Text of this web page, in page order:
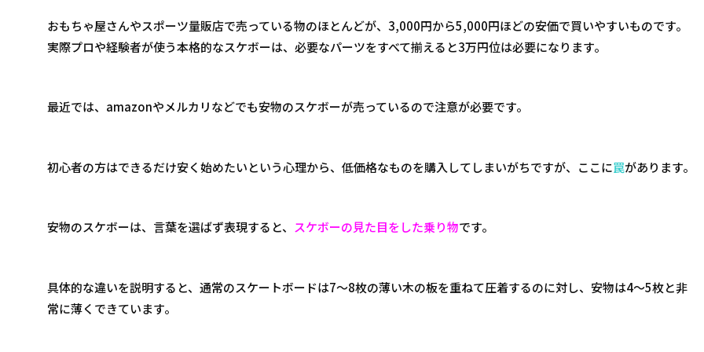
おもちゃ屋さんやスポーツ量販店で売っている物のほとんどが、3,000円から5,000円ほどの安価で買いやすいものです。
実際プロや経験者が使う本格的なスケボーは、必要なパーツをすべて揃えると3万円位は必要になります。
最近では、amazonやメルカリなどでも安物のスケボーが売っているので注意が必要です。
初心者の方はできるだけ安く始めたいという心理から、低価格なものを購入してしまいがちですが、ここに罠があります。
安物のスケボーは、言葉を選ばず表現すると、 スケボーの見た目をした乗り物です。
具体的な違いを説明すると、通常のスケートボードは7～8枚の薄い木の板を重ねて圧着するのに対し、安物は4～5枚と非
常に薄くできています。